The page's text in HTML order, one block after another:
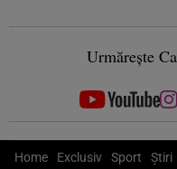
Urmărește
Home Exclusiv Sport Știri